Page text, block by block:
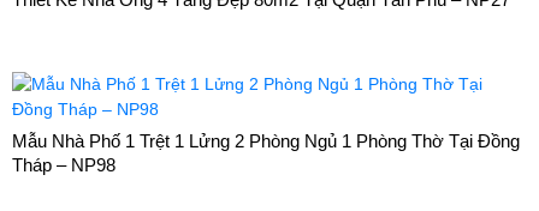
Mẫu Nhà Phố 1 Trệt 1 Lửng 2 Phòng Ngủ 1 Phòng Thờ Tại Đồng
Tháp – NP98